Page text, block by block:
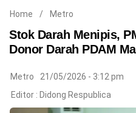
©
Copyright
2026
Respublica
.
Home / Metro
Stok Darah Menipis,
Donor Darah PDAM
Metro
21/05/2026 - 3:12 pm
Editor : Didong Respublica